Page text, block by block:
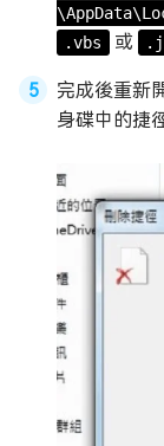
.vbs 或
完成後重新
身碟中的捷